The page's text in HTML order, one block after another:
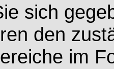
sich
den
im